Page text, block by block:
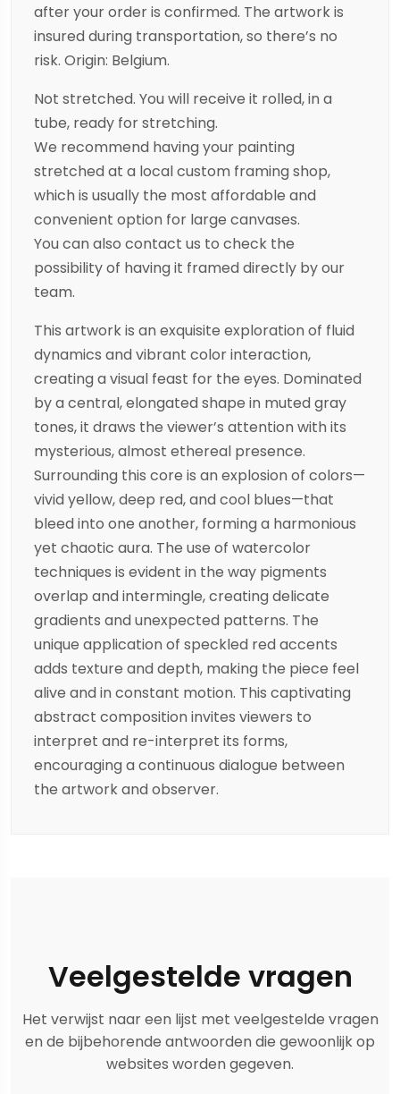
after your order is confirmed. The artwork is
insured during transportation, so there’s no
risk. Origin: Belgium.
Not stretched. You will receive it rolled, in a
tube, ready for stretching.
We recommend having your painting
stretched at a local custom framing shop,
which is usually the most affordable and
convenient option for large canvases.
You can also contact us to check the
possibility of having it framed directly by our
team.
This artwork is an exquisite exploration of fluid
dynamics and vibrant color interaction,
creating a visual feast for the eyes. Dominated
by a central, elongated shape in muted gray
tones, it draws the viewer’s attention with its
mysterious, almost ethereal presence.
Surrounding this core is an explosion of colors—
vivid yellow, deep red, and cool blues—that
bleed into one another, forming a harmonious
yet chaotic aura. The use of watercolor
techniques is evident in the way pigments
overlap and intermingle, creating delicate
gradients and unexpected patterns. The
unique application of speckled red accents
adds texture and depth, making the piece feel
alive and in constant motion. This captivating
abstract composition invites viewers to
interpret and re-interpret its forms,
encouraging a continuous dialogue between
the artwork and observer.
Veelgestelde vragen
Het verwijst naar een lijst met veelgestelde vragen
en de bijbehorende antwoorden die gewoonlijk op
websites worden gegeven.